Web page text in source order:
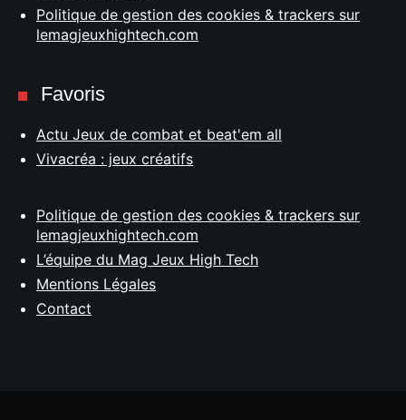
Politique de gestion des cookies & trackers sur
lemagjeuxhightech.com
Favoris
Actu Jeux de combat et beat'em all
Vivacréa : jeux créatifs
Politique de gestion des cookies & trackers sur
lemagjeuxhightech.com
L’équipe du Mag Jeux High Tech
Mentions Légales
Contact